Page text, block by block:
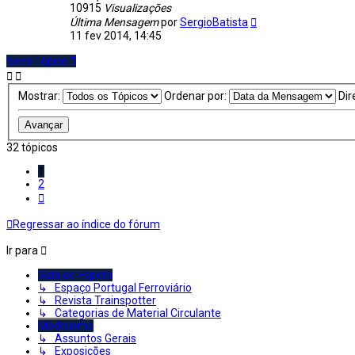
10915 Visualizações
Última MensagemporSergioBatista
11 fev 2014, 14:45
Novo Tópico
Mostrar: Ordenar por:
32 tópicos
1
2
Regressar ao índice do fórum
Ir para
Sala de Espera
↳ Espaço Portugal Ferroviário
↳ Revista Trainspotter
↳ Categorias de Material Circulante
Modelismo
↳ Assuntos Gerais
↳ Exposições